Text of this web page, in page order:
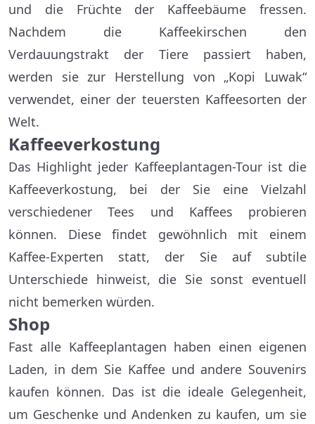
und die Früchte der Kaffeebäume fressen.
Nachdem die Kaffeekirschen den
Verdauungstrakt der Tiere passiert haben,
werden sie zur Herstellung von „Kopi Luwak“
verwendet, einer der teuersten Kaffeesorten der
Welt.
Kaffeeverkostung
Das Highlight jeder Kaffeeplantagen-Tour ist die
Kaffeeverkostung, bei der Sie eine Vielzahl
verschiedener Tees und Kaffees probieren
können. Diese findet gewöhnlich mit einem
Kaffee-Experten statt, der Sie auf subtile
Unterschiede hinweist, die Sie sonst eventuell
nicht bemerken würden.
Shop
Fast alle Kaffeeplantagen haben einen eigenen
Laden, in dem Sie Kaffee und andere Souvenirs
kaufen können. Das ist die ideale Gelegenheit,
um Geschenke und Andenken zu kaufen, um sie